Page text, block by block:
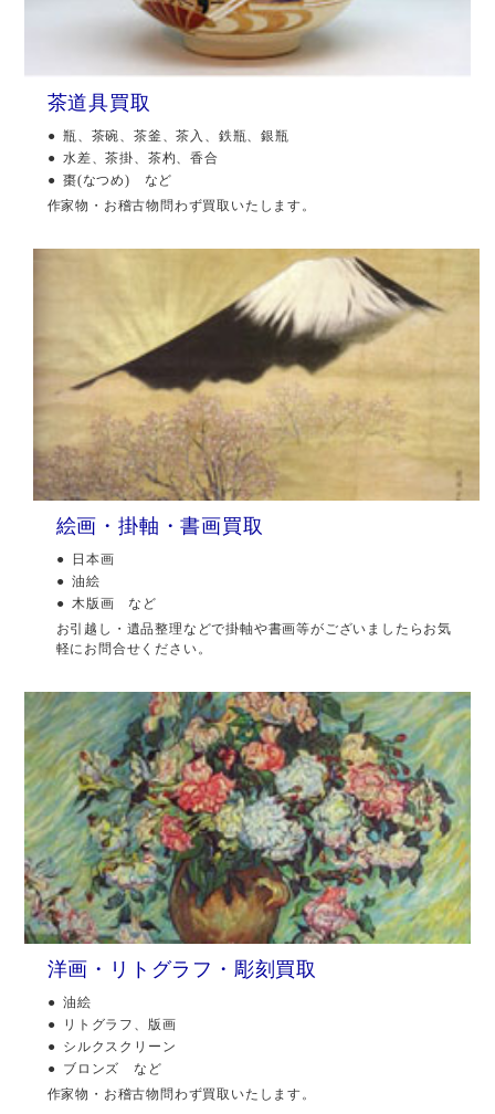
茶道具買取
瓶、茶碗、茶釜、茶入、鉄瓶、銀瓶
水差、茶掛、茶杓、香合
棗(なつめ) など
作家物・お稽古物問わず買取いたします。
絵画・掛軸・書画買取
日本画
油絵
木版画 など
お引越し・遺品整理などで掛軸や書画等がございましたらお気
軽にお問合せください。
洋画・リトグラフ・彫刻買取
油絵
リトグラフ、版画
シルクスクリーン
ブロンズ など
作家物・お稽古物問わず買取いたします。